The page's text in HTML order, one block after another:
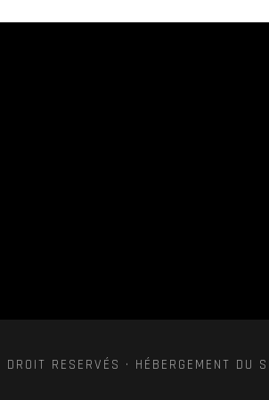
RESERVÉS · HÉBERGEMENT DU